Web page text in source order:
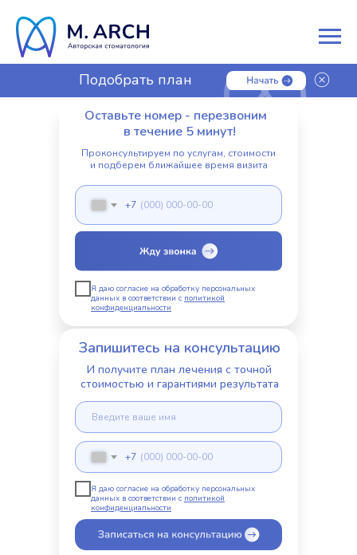
Подобрать план
лечения
Оставьте номер - перезвоним
в течение 5 минут!
Проконсультируем по услугам, стоимости
и подберем ближайшее время визита
+7
Я даю согласие на обработку персональных
данных в соответствии с политикой
конфиденциальности
Запишитесь на консультацию
И получите план лечения с точной
стоимостью и гарантиями результата
+7
Я даю согласие на обработку персональных
данных в соответствии с политикой
конфиденциальности